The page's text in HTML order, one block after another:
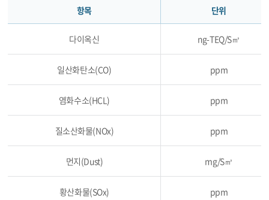
항목 단위
다이옥신 ng-TEQ/S㎥
일산화탄소(CO) ppm
염화수소(HCL) ppm
질소산화물(NOx) ppm
먼지(Dust) mg/S㎥
황산화물(SOx) ppm